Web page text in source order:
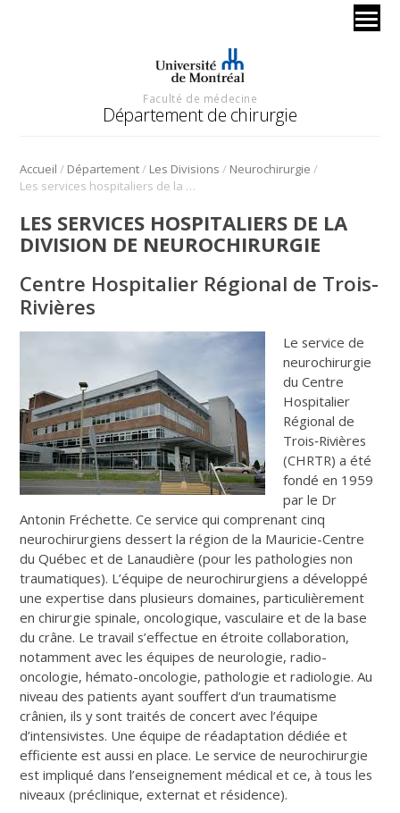
Faculté de médecine
Département de chirurgie
Accueil / Département/ Les Divisions / Neurochirurgie /
Les services hospitaliers de la division de neurochirurgie
LES SERVICES HOSPITALIERS DE LA
DIVISION DE NEUROCHIRURGIE
Centre Hospitalier Régional de Trois-
Rivières
Le service de
neurochirurgie
du Centre
Hospitalier
Régional de
Trois‑Rivières
(CHRTR) a été
fondé en 1959
par le Dr
Antonin Fréchette. Ce service qui comprenant cinq
neurochirurgiens dessert la région de la Mauricie-Centre
du Québec et de Lanaudière (pour les pathologies non
traumatiques). L’équipe de neurochirurgiens a développé
une expertise dans plusieurs domaines, particulièrement
en chirurgie spinale, oncologique, vasculaire et de la base
du crâne. Le travail s’effectue en étroite collaboration,
notamment avec les équipes de neurologie, radio-
oncologie, hémato-oncologie, pathologie et radiologie. Au
niveau des patients ayant souffert d’un traumatisme
crânien, ils y sont traités de concert avec l’équipe
d’intensivistes. Une équipe de réadaptation dédiée et
efficiente est aussi en place. Le service de neurochirurgie
est impliqué dans l’enseignement médical et ce, à tous les
niveaux (préclinique, externat et résidence).